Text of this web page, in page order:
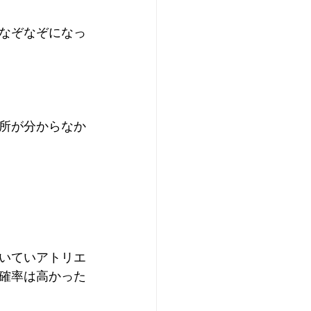
ぞなぞになっ
が分からなか
ていアトリエ
率は高かった